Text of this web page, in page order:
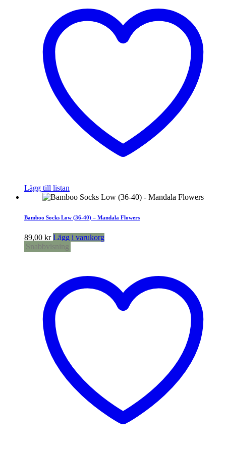
Lägg till listan
Bamboo Socks Low (36-40) – Mandala Flowers
89,00 kr Lägg i varukorg
Snabbvisning